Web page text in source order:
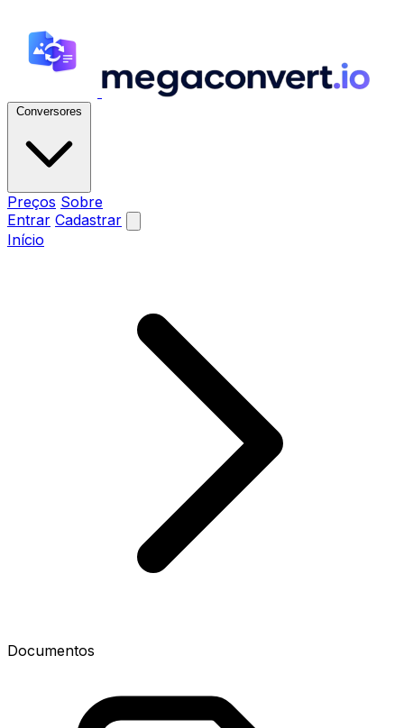
Conversores
Preços Sobre
Entrar Cadastrar
Início
Documentos